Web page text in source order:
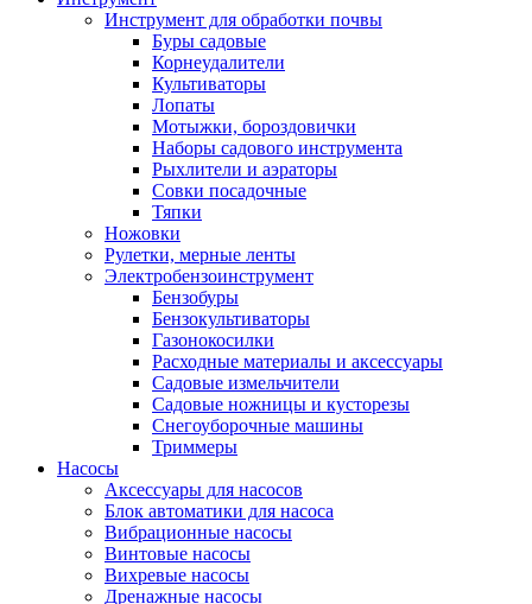
Инструмент для обработки почвы
Буры садовые
Корнеудалители
Культиваторы
Лопаты
Мотыжки, бороздовички
Наборы садового инструмента
Рыхлители и аэраторы
Совки посадочные
Тяпки
Ножовки
Рулетки, мерные ленты
Электробензоинструмент
Бензобуры
Бензокультиваторы
Газонокосилки
Расходные материалы и аксессуары
Садовые измельчители
Садовые ножницы и кусторезы
Снегоуборочные машины
Триммеры
Насосы
Аксессуары для насосов
Блок автоматики для насоса
Вибрационные насосы
Винтовые насосы
Вихревые насосы
Дренажные насосы